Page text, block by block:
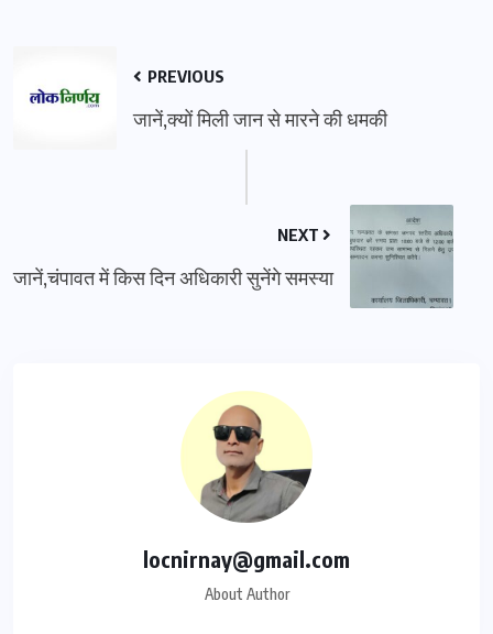
PREVIOUS
जानें,क्यों मिली जान से मारने की धमकी
NEXT
जानें,चंपावत में किस दिन अधिकारी सुनेंगे समस्या
locnirnay@gmail.com
About Author